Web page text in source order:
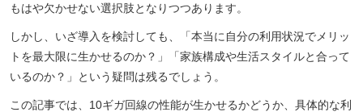
もはや欠かせない選択肢となりつつあります。
しかし、いざ導入を検討しても、「本当に自分の利用状況でメリッ
トを最大限に生かせるのか？」「家族構成や生活スタイルと合って
いるのか？」という疑問は残るでしょう。
この記事では、10ギガ回線の性能が生かせるかどうか、具体的な利